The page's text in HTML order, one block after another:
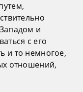
и
с его
и то немногое,
отношений,